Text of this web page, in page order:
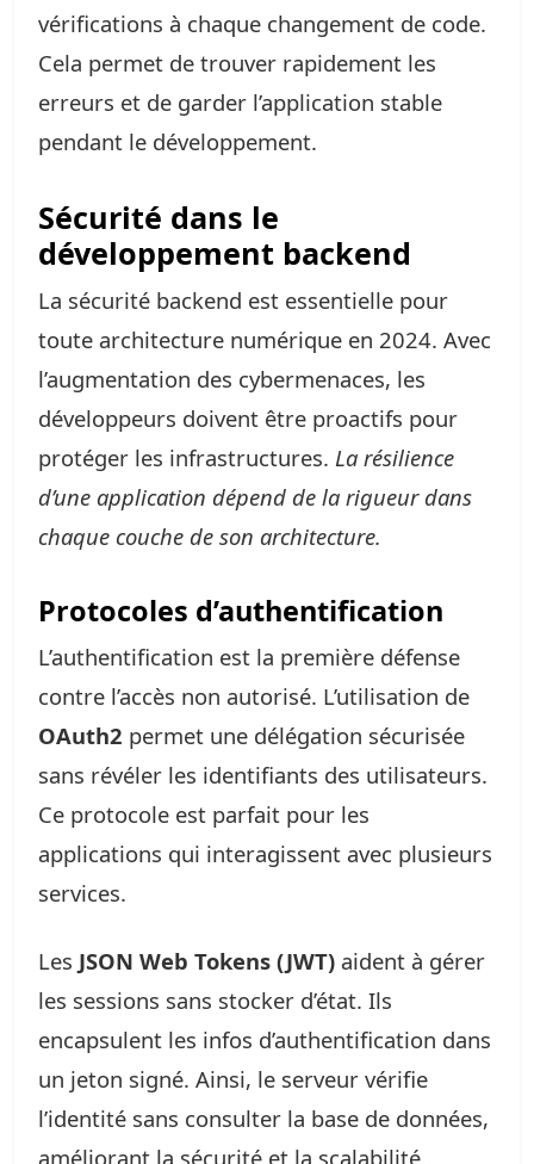
vérifications à chaque changement de code.
Cela permet de trouver rapidement les
erreurs et de garder l’application stable
pendant le développement.
Sécurité dans le
développement backend
La sécurité backend est essentielle pour
toute architecture numérique en 2024. Avec
l’augmentation des cybermenaces, les
développeurs doivent être proactifs pour
protéger les infrastructures. La résilience
d’une application dépend de la rigueur dans
chaque couche de son architecture.
Protocoles d’authentification
L’authentification est la première défense
contre l’accès non autorisé. L’utilisation de
OAuth2 permet une délégation sécurisée
sans révéler les identifiants des utilisateurs.
Ce protocole est parfait pour les
applications qui interagissent avec plusieurs
services.
Les JSON Web Tokens (JWT) aident à gérer
les sessions sans stocker d’état. Ils
encapsulent les infos d’authentification dans
un jeton signé. Ainsi, le serveur vérifie
l’identité sans consulter la base de données,
améliorant la sécurité et la scalabilité.